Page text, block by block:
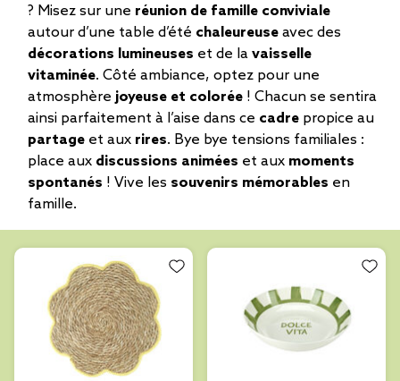
? Misez sur une réunion de famille conviviale
autour d’une table d’été chaleureuse avec des
décorations lumineuses et de la vaisselle
vitaminée. Côté ambiance, optez pour une
atmosphère joyeuse et colorée ! Chacun se sentira
ainsi parfaitement à l’aise dans ce cadre propice au
partage et aux rires. Bye bye tensions familiales :
place aux discussions animées et aux moments
spontanés ! Vive les souvenirs mémorables en
famille.